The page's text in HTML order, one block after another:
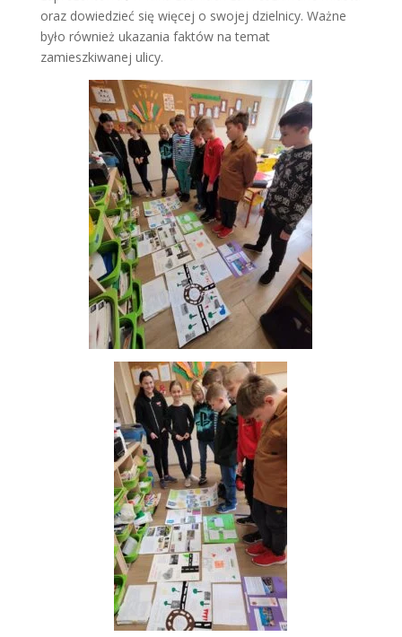
oraz dowiedzieć się więcej o swojej dzielnicy. Ważne
było również ukazania faktów na temat
zamieszkiwanej ulicy.